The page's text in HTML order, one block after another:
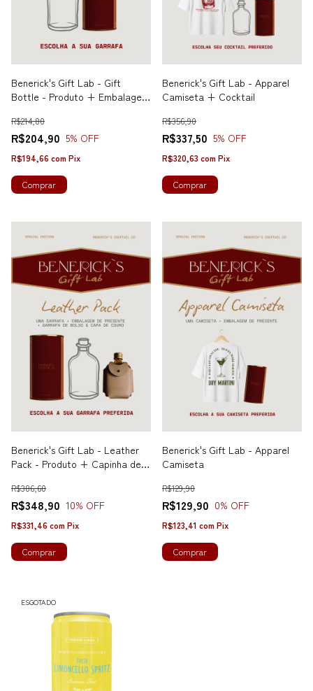
Benerick's Gift Lab - Gift
Bottle - Produto + Embalagem
R$204,90
R$214,80
5% OFF
R$194,66 com Pix
Comprar
Benerick's Gift Lab - Apparel
Camiseta + Cocktail
R$337,50
R$356,90
5% OFF
R$320,63 com Pix
Comprar
Benerick's Gift Lab - Leather
Pack - Produto + Capinha de
vazia
R$348,90
R$386,60
10% OFF
R$331,46 com Pix
Comprar
Benerick's Gift Lab - Apparel
Camiseta
R$129,90
R$129,90
0% OFF
R$123,41 com Pix
Comprar
ESGOTADO